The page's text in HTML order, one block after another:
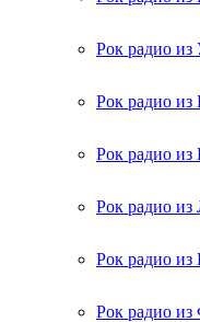
Рок радио
Рок радио из
Рок радио из
Рок радио
Рок радио из
Рок радио